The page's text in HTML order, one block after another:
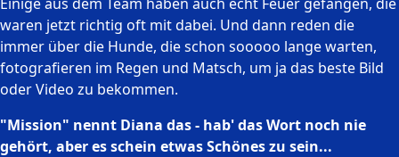
waren jetzt richtig oft mit dabei. Und dann reden die
immer über die Hunde, die schon sooooo lange warten,
fotografieren im Regen und Matsch, um ja das beste Bild
oder Video zu bekommen.
"Mission" nennt Diana das - hab' das Wort noch nie
gehört, aber es schein etwas Schönes zu sein...